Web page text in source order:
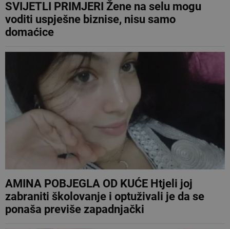
SVIJETLI PRIMJERI Žene na selu mogu
voditi uspješne biznise, nisu samo
domaćice
AMINA POBJEGLA OD KUĆE Htjeli joj
zabraniti školovanje i optuživali je da se
ponaša previše zapadnjački